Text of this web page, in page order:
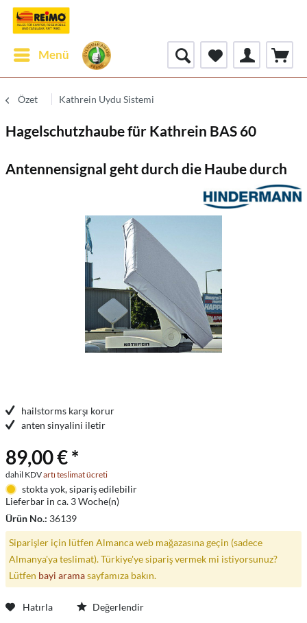
Menü
Özet Kathrein Uydu Sistemi
Hagelschutzhaube für Kathrein BAS 60
Antennensignal geht durch die Haube durch
hailstorms karşı korur
anten sinyalini iletir
89,00 € *
dahil KDVartı teslimat ücreti
stokta yok, sipariş edilebilir
Lieferbar in ca. 3 Woche(n)
Ürün No.: 36139
Siparişler için lütfen Almanca web mağazasına geçin (sadece
Almanya'ya teslimat). Türkiye'ye sipariş vermek mi istiyorsunuz?
Lütfen bayi aramasayfamıza bakın.
Hatırla Değerlendir